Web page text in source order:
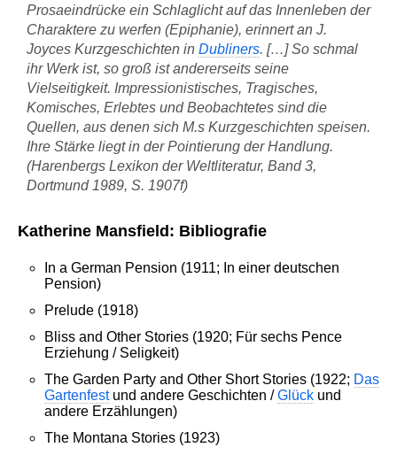
Prosaeindrücke ein Schlaglicht auf das Innenleben der
Charaktere zu werfen (Epiphanie), erinnert an J.
Joyces Kurzgeschichten in Dubliners. […] So schmal
ihr Werk ist, so groß ist andererseits seine
Vielseitigkeit. Impressionistisches, Tragisches,
Komisches, Erlebtes und Beobachtetes sind die
Quellen, aus denen sich M.s Kurzgeschichten speisen.
Ihre Stärke liegt in der Pointierung der Handlung.
(Harenbergs Lexikon der Weltliteratur, Band 3,
Dortmund 1989, S. 1907f)
Katherine Mansfield: Bibliografie
In a German Pension (1911; In einer deutschen
Pension)
Prelude (1918)
Bliss and Other Stories (1920; Für sechs Pence
Erziehung / Seligkeit)
The Garden Party and Other Short Stories (1922; Das
Gartenfestund andere Geschichten /Glück und
andere Erzählungen)
The Montana Stories (1923)